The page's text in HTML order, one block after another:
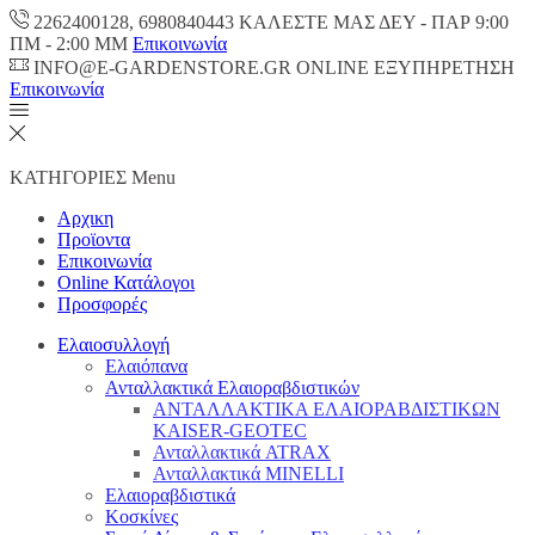
2262400128, 6980840443 ΚΑΛΕΣΤΕ ΜΑΣ ΔΕΥ - ΠΑΡ 9:00
ΠM - 2:00 ΜΜ Επικοινωνία
INFO@E-GARDENSTORE.GR ONLINE ΕΞΥΠΗΡΕΤΗΣH
Επικοινωνία
ΚΑΤΗΓΟΡΙΕΣ Menu
Αρχικη
Προϊοντα
Επικοινωνία
Online Κατάλογοι
Προσφορές
Ελαιοσυλλογή
Ελαιόπανα
Ανταλλακτικά Ελαιοραβδιστικών
ΑΝΤΑΛΛΑΚΤΙΚΑ ΕΛΑΙΟΡΑΒΔΙΣΤΙΚΩΝ
KAISER-GEOTEC
Ανταλλακτικά ATRAX
Ανταλλακτικά MINELLI
Ελαιοραβδιστικά
Κοσκίνες